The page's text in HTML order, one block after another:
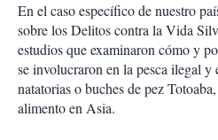
En el caso específico de nuestro
sobre los Delitos contra la Vida
estudios que examinaron cómo y
se involucraron en la pesca ilegal y
natatorias o buches de pez
alimento en Asia.